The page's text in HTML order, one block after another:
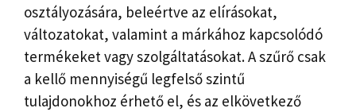
osztályozására, beleértve az elírásokat,
változatokat, valamint a márkához kapcsolódó
termékeket vagy szolgáltatásokat. A szűrő csak
a kellő mennyiségű legfelső szintű
tulajdonokhoz érhető el, és az elkövetkező